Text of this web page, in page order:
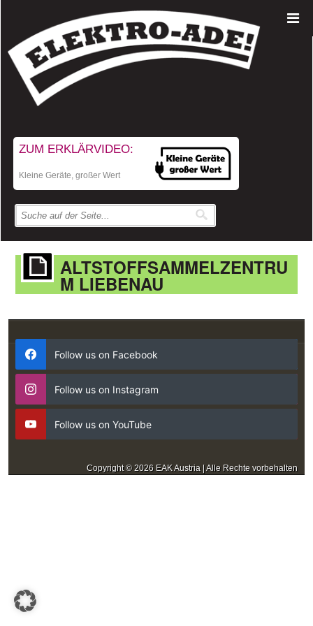
ZUM ERKLÄRVIDEO:
Kleine Geräte, großer Wert
ALTSTOFFSAMMELZENTRU
M LIEBENAU
Follow us on Facebook
Follow us on Instagram
Follow us on YouTube
Copyright © 2026 EAK Austria | Alle Rechte vorbehalten